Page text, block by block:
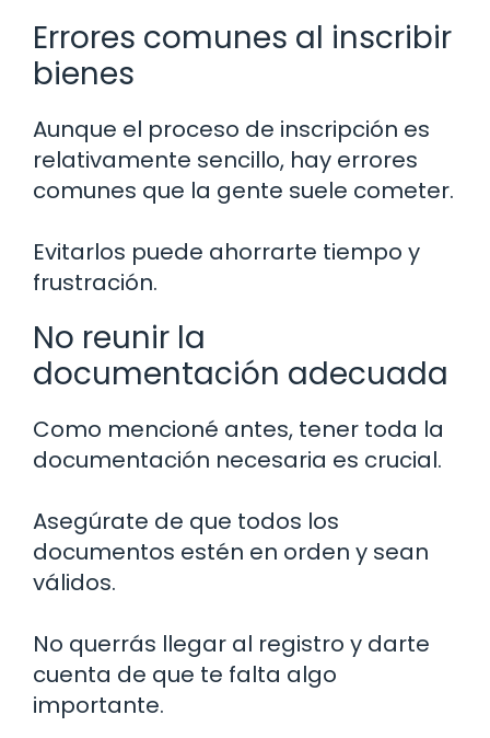
Errores comunes al inscribir
bienes
Aunque el proceso de inscripción es
relativamente sencillo, hay errores
comunes que la gente suele cometer.
Evitarlos puede ahorrarte tiempo y
frustración.
No reunir la
documentación adecuada
Como mencioné antes, tener toda la
documentación necesaria es crucial.
Asegúrate de que todos los
documentos estén en orden y sean
válidos.
No querrás llegar al registro y darte
cuenta de que te falta algo
importante.